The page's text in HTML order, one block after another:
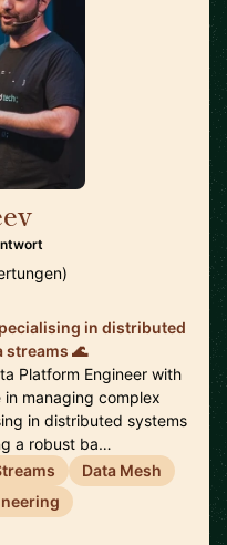
in distributed
streams 🌊
Platform Engineer with
managing complex
in distributed systems
a robust ba…
Data Mesh